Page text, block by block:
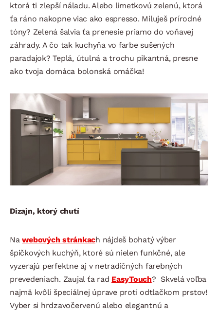
ktorá ti zlepší náladu. Alebo limetkovú zelenú, ktorá
ťa ráno nakopne viac ako espresso. Miluješ prírodné
tóny? Zelená šalvia ťa prenesie priamo do voňavej
záhrady. A čo tak kuchyňa vo farbe sušených
paradajok? Teplá, útulná a trochu pikantná, presne
ako tvoja domáca bolonská omáčka!
Dizajn, ktorý chutí
Nawebových stránkach nájdeš bohatý výber
špičkových kuchýň, ktoré sú nielen funkčné, ale
vyzerajú perfektne aj v netradičných farebných
prevedeniach. Zaujal ťa rad EasyTouch? Skvelá voľba
najmä kvôli špeciálnej úprave proti odtlačkom prstov!
Vyber si hrdzavočervenú alebo elegantnú a